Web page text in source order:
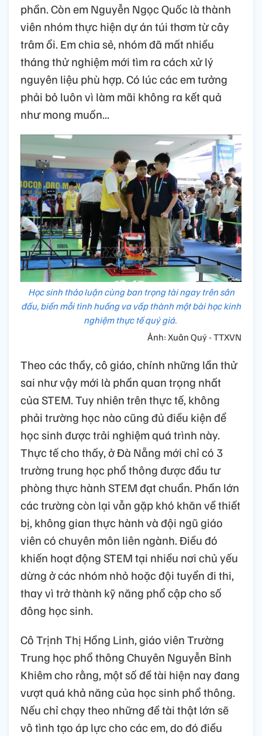
phần. Còn em Nguyễn Ngọc Quốc là thành
viên nhóm thực hiện dự án túi thơm từ cây
trâm ổi. Em chia sẻ, nhóm đã mất nhiều
tháng thử nghiệm mới tìm ra cách xử lý
nguyên liệu phù hợp. Có lúc các em tưởng
phải bỏ luôn vì làm mãi không ra kết quả
như mong muốn...
Học sinh thảo luận cùng ban trọng tài ngay trên sân
đấu, biến mỗi tình huống va vấp thành một bài học kinh
nghiệm thực tế quý giá.
Ảnh: Xuân Quý - TTXVN
Theo các thầy, cô giáo, chính những lần thử
sai như vậy mới là phần quan trọng nhất
của STEM. Tuy nhiên trên thực tế, không
phải trường học nào cũng đủ điều kiện để
học sinh được trải nghiệm quá trình này.
Thực tế cho thấy, ở Đà Nẵng mới chỉ có 3
trường trung học phổ thông được đầu tư
phòng thực hành STEM đạt chuẩn. Phần lớn
các trường còn lại vẫn gặp khó khăn về thiết
bị, không gian thực hành và đội ngũ giáo
viên có chuyên môn liên ngành. Điều đó
khiến hoạt động STEM tại nhiều nơi chủ yếu
dừng ở các nhóm nhỏ hoặc đội tuyển đi thi,
thay vì trở thành kỹ năng phổ cập cho số
đông học sinh.
Cô Trịnh Thị Hồng Linh, giáo viên Trường
Trung học phổ thông Chuyên Nguyễn Bỉnh
Khiêm cho rằng, một số đề tài hiện nay đang
vượt quá khả năng của học sinh phổ thông.
Nếu chỉ chạy theo những đề tài thật lớn sẽ
vô tình tạo áp lực cho các em, do đó điều